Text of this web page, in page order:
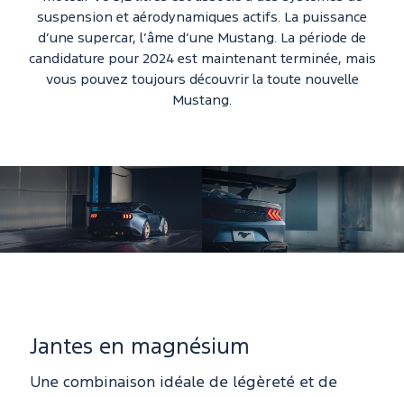
suspension et aérodynamiques actifs. La puissance
d’une supercar, l’âme d’une Mustang. La période de
candidature pour 2024 est maintenant terminée, mais
vous pouvez toujours découvrir la toute nouvelle
Mustang.
Jantes en magnésium
Une combinaison idéale de légèreté et de